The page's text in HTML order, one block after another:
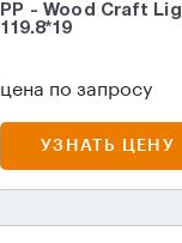
PP - Wood Craft
119.8*19
цена по запросу
УЗНАТЬ ЦЕНУ